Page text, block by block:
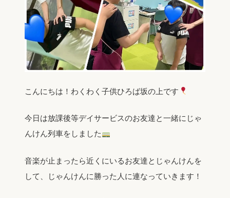
こんにちは！わくわく子供ひろば坂の上です
今日は放課後等デイサービスのお友達と一緒にじゃ
んけん列車をしました
音楽が止まったら近くにいるお友達とじゃんけんを
して、じゃんけんに勝った人に連なっていきます！